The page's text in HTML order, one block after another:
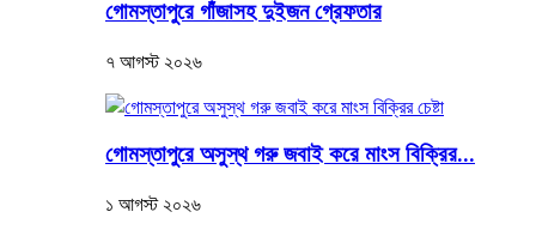
গোমস্তাপুরে গাঁজাসহ দুইজন গ্রেফতার
৭ আগস্ট ২০২৬
গোমস্তাপুরে অসুস্থ গরু জবাই করে মাংস বিক্রির...
১ আগস্ট ২০২৬